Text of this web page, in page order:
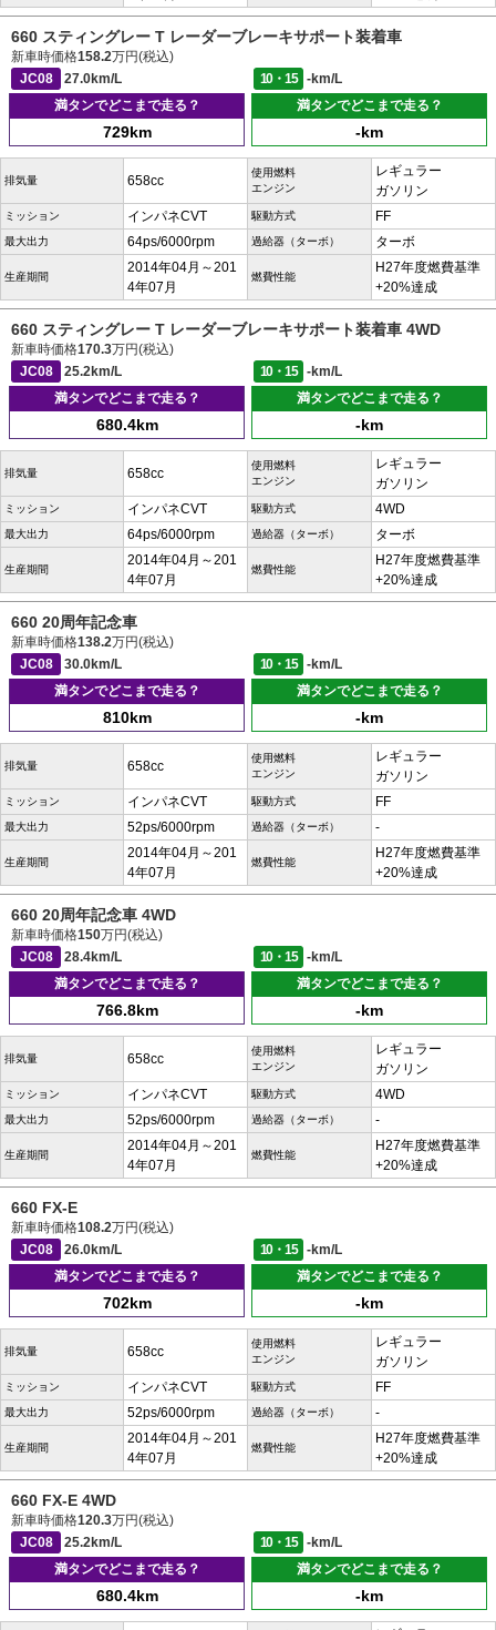
660 スティングレー T レーダーブレーキサポート装着車
新車時価格158.2万円(税込)
JC08
27.0km/L 10・15
-km/L
満タンでどこまで走る？
729km
満タンでどこまで走る？
-km
排気量 658cc
使用燃料
エンジン
レギュラー
ガソリン
ミッション インパネCVT 駆動方式 FF
最大出力 64ps/6000rpm 過給器（ターボ） ターボ
生産期間
2014年04月～201
4年07月
燃費性能
H27年度燃費基準
+20%達成
660 スティングレー T レーダーブレーキサポート装着車 4WD
新車時価格170.3万円(税込)
JC08
25.2km/L 10・15
-km/L
満タンでどこまで走る？
680.4km
満タンでどこまで走る？
-km
排気量 658cc
使用燃料
エンジン
レギュラー
ガソリン
ミッション インパネCVT 駆動方式 4WD
最大出力 64ps/6000rpm 過給器（ターボ） ターボ
生産期間
2014年04月～201
4年07月
燃費性能
H27年度燃費基準
+20%達成
660 20周年記念車
新車時価格138.2万円(税込)
JC08
30.0km/L 10・15
-km/L
満タンでどこまで走る？
810km
満タンでどこまで走る？
-km
排気量 658cc
使用燃料
エンジン
レギュラー
ガソリン
ミッション インパネCVT 駆動方式 FF
最大出力 52ps/6000rpm 過給器（ターボ） -
生産期間
2014年04月～201
4年07月
燃費性能
H27年度燃費基準
+20%達成
660 20周年記念車 4WD
新車時価格150万円(税込)
JC08
28.4km/L 10・15
-km/L
満タンでどこまで走る？
766.8km
満タンでどこまで走る？
-km
排気量 658cc
使用燃料
エンジン
レギュラー
ガソリン
ミッション インパネCVT 駆動方式 4WD
最大出力 52ps/6000rpm 過給器（ターボ） -
生産期間
2014年04月～201
4年07月
燃費性能
H27年度燃費基準
+20%達成
660 FX-E
新車時価格108.2万円(税込)
JC08
26.0km/L 10・15
-km/L
満タンでどこまで走る？
702km
満タンでどこまで走る？
-km
排気量 658cc
使用燃料
エンジン
レギュラー
ガソリン
ミッション インパネCVT 駆動方式 FF
最大出力 52ps/6000rpm 過給器（ターボ） -
生産期間
2014年04月～201
4年07月
燃費性能
H27年度燃費基準
+20%達成
660 FX-E 4WD
新車時価格120.3万円(税込)
JC08
25.2km/L 10・15
-km/L
満タンでどこまで走る？
680.4km
満タンでどこまで走る？
-km